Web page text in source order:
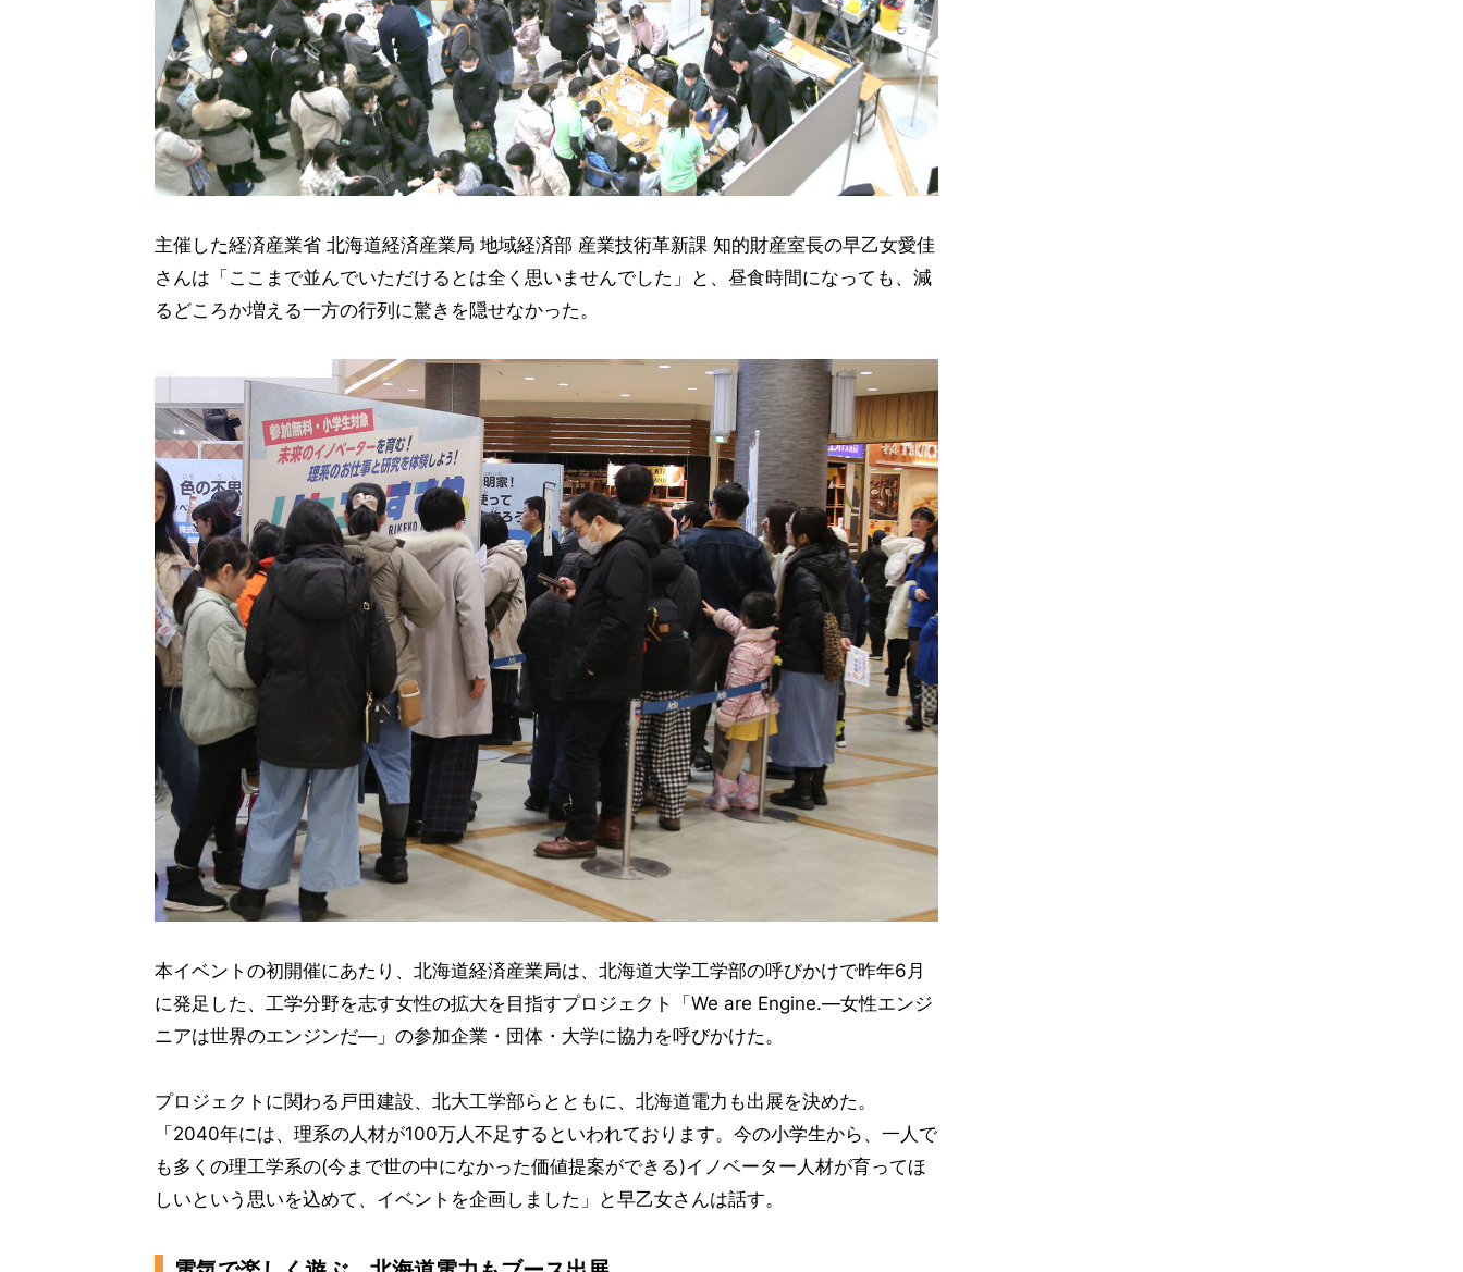
主催した経済産業省 北海道経済産業局 地域経済部 産業技術革新課 知的財産室長の早乙女愛佳
さんは「ここまで並んでいただけるとは全く思いませんでした」と、昼食時間になっても、減
るどころか増える一方の行列に驚きを隠せなかった。
本イベントの初開催にあたり、北海道経済産業局は、北海道大学工学部の呼びかけで昨年6月
に発足した、工学分野を志す女性の拡大を目指すプロジェクト「We are Engine.―女性エンジ
ニアは世界のエンジンだ―」の参加企業・団体・大学に協力を呼びかけた。
プロジェクトに関わる戸田建設、北大工学部らとともに、北海道電力も出展を決めた。
「2040年には、理系の人材が100万人不足するといわれております。今の小学生から、一人で
も多くの理工学系の(今まで世の中になかった価値提案ができる)イノベーター人材が育ってほ
しいという思いを込めて、イベントを企画しました」と早乙女さんは話す。